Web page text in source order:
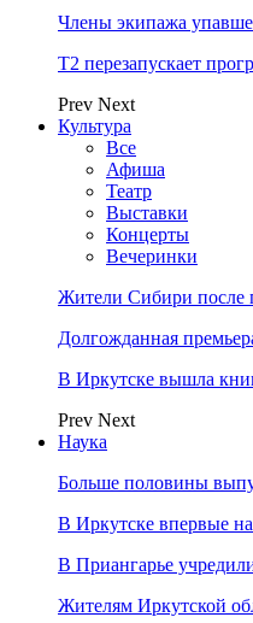
Члены экипажа
Т2 перезапускает
Prev Next
Культура
Все
Афиша
Театр
Выставки
Концерты
Вечеринки
Жители Сибири после
Долгожданная
В Иркутске вышла
Prev Next
Наука
Больше половины
В Иркутске впервые
В Приангарье
Жителям Иркутской